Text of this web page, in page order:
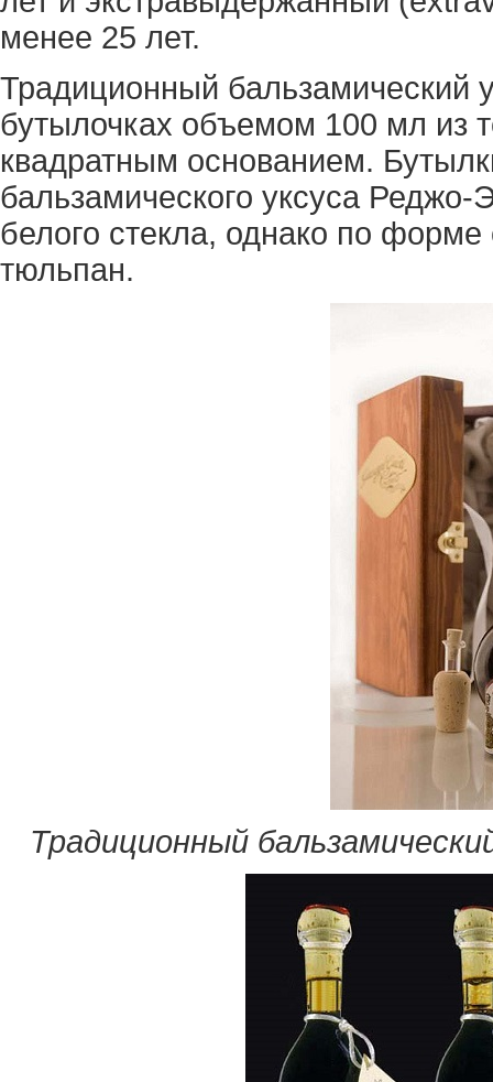
менее 25 лет.
Традиционный бальзамический
бутылочках объемом 100 мл из
квадратным основанием.
бальзамического уксуса
белого стекла, однако по
тюльпан.
Традиционный